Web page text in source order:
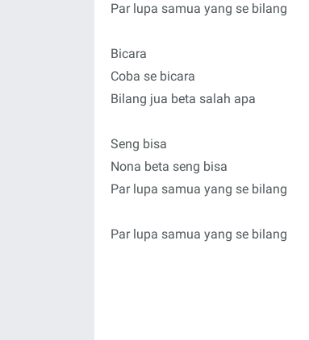
Par lupa samua yang se bilang
Bicara
Coba se bicara
Bilang jua beta salah apa
Seng bisa
Nona beta seng bisa
Par lupa samua yang se bilang
Par lupa samua yang se bilang